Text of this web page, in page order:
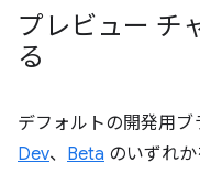
プレビュー チ
る
デフォルトの開発用
Dev、 Beta のいずれ